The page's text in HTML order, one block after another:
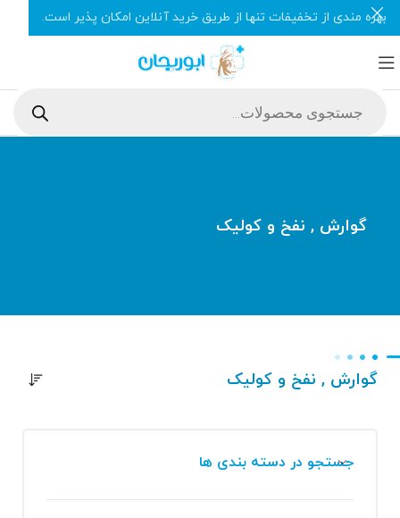
گوارش , نفخ و کولیک
گوارش , نفخ و کولیک
جستجو در دسته بندی ها
بهره مندی از تخفیفات تنها از طریق خرید آنلاین امکان پذیر است.